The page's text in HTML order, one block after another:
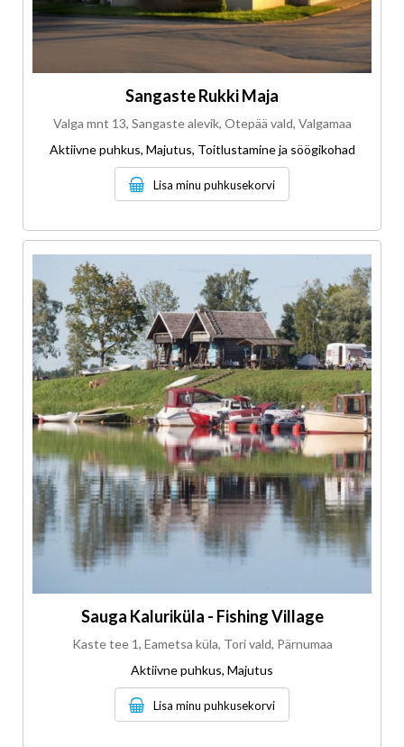
Sangaste Rukki Maja
Valga mnt 13, Sangaste alevik, Otepää vald, Valgamaa
Aktiivne puhkus, Majutus, Toitlustamine ja söögikohad
Lisa minu puhkusekorvi
Sauga Kaluriküla - Fishing Village
Kaste tee 1, Eametsa küla, Tori vald, Pärnumaa
Aktiivne puhkus, Majutus
Lisa minu puhkusekorvi